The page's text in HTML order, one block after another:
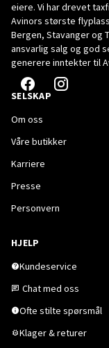
eiere. Vi har drevet
Avinors største
Bergen, Stavanger og
ansvarlig salg og god
generere inntekter til
SELSKAP
Om oss
Våre butikker
Karriere
Presse
Personvern
HJELP
Kundeservice
Chat med oss
Ofte stilte spørsmål
Klager & returer